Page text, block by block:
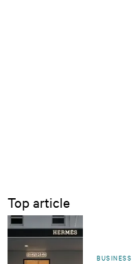
Top article
BUSINESS